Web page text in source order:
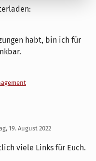
habt, bin ich für
19. August 2022
viele Links für Euch.